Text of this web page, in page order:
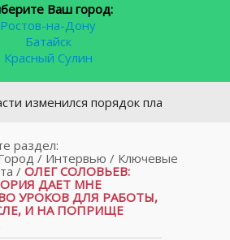
Ваш город:
Ростов-на-Дону
Батайск
Красный Сулин
порядок платы за
раздел:
/ Интервью / Ключевые
/ ОЛЕГ СОЛОВЬЕВ:
ДАЕТ МНЕ
УРОКОВ ДЛЯ РАБОТЫ,
И НА ПОПРИЩЕ